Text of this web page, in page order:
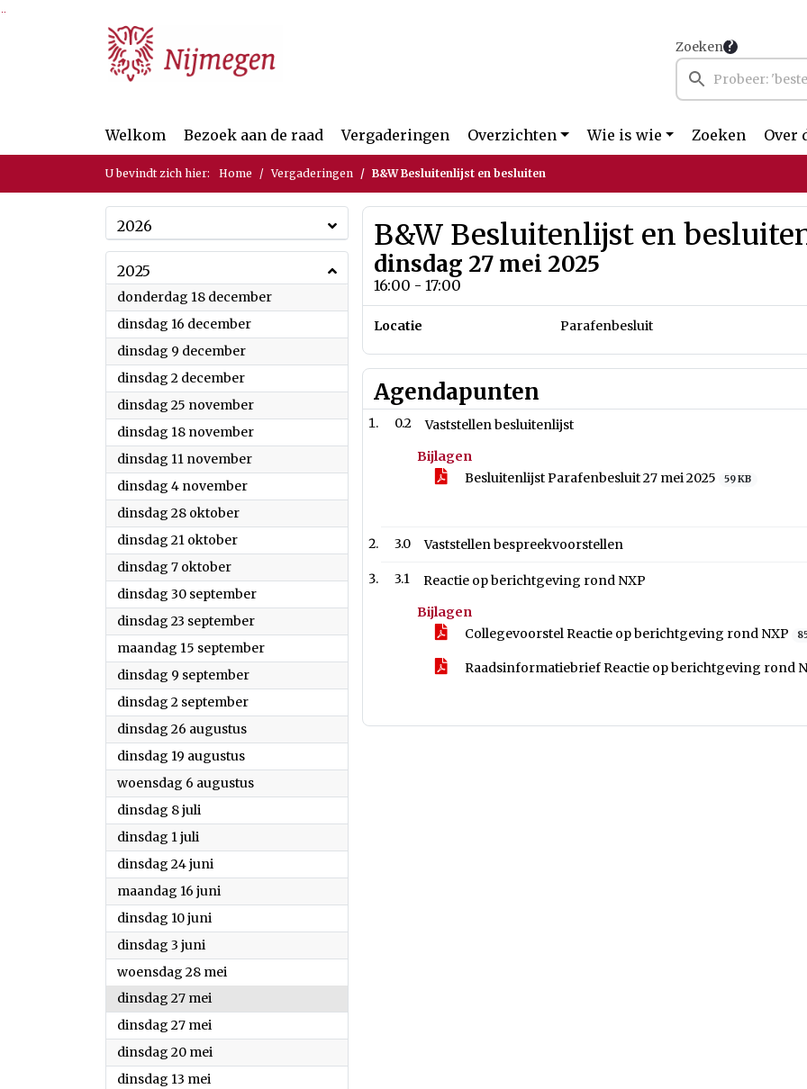
Ga naar de inhoud van deze pagina
Ga naar het zoeken
Ga naar het menu
Zoeken
Welkom Bezoek aan de raad Vergaderingen Overzichten Wie is wie Zoeken Over
U bevindt zich hier: Home Vergaderingen B&W Besluitenlijst en besluiten
2026
2025
donderdag 18 december2025
dinsdag 16 december2025
dinsdag 9 december2025
dinsdag 2 december2025
dinsdag 25 november2025
dinsdag 18 november2025
dinsdag 11 november2025
dinsdag 4 november2025
dinsdag 28 oktober2025
dinsdag 21 oktober2025
dinsdag 7 oktober2025
dinsdag 30 september2025
dinsdag 23 september2025
maandag 15 september2025
dinsdag 9 september2025
dinsdag 2 september2025
dinsdag 26 augustus2025
dinsdag 19 augustus2025
woensdag 6 augustus2025
dinsdag 8 juli
dinsdag 1 juli
dinsdag 24 juni
maandag 16 juni
dinsdag 10 juni
dinsdag 3 juni
woensdag 28 mei
dinsdag 27 mei
dinsdag 27 mei
dinsdag 20 mei
dinsdag 13 mei
B&W Besluitenlijst en
dinsdag 27 mei 2025
16:00 - 17:00
Locatie Parafenbesluit
Agendapunten
0.2
Vaststellen besluitenlijst
Bijlagen
Besluitenlijst Parafenbesluit 27 mei 2025
59 KB
3.0 Vaststellen bespreekvoorstellen
3.1
Reactie op berichtgeving rond NXP
Bijlagen
Collegevoorstel Reactie op berichtgeving rond NXP
Raadsinformatiebrief Reactie op berichtgeving rond